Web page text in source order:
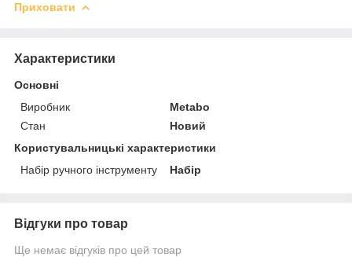
Приховати
Характеристики
Основні
Виробник
Metabo
Стан
Новий
Користувальницькі характеристики
Набір ручного інструменту
Набір
Відгуки про товар
Ще немає відгуків про цей товар